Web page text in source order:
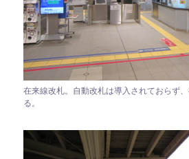
在来線改札。自動改札は導入されておらず
る。